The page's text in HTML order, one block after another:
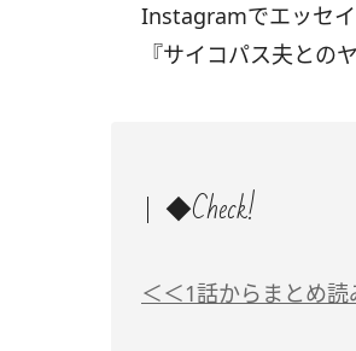
Instagramでエッセ
『サイコパス夫との
◆Check!
＜＜1話からまとめ読